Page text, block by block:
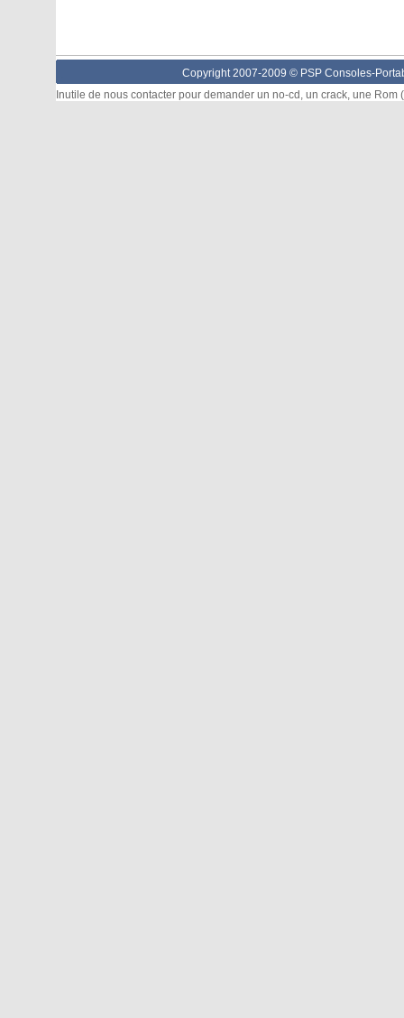
Copyright 2007-2009 © PSP Consoles-
Inutile de nous contacter pour demander un no-cd, un crack, une